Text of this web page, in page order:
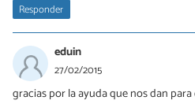
Responder
eduin
27/02/2015
gracias por la ayuda que nos dan